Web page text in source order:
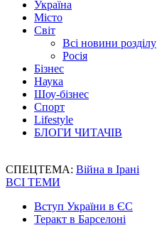
Україна
Місто
Світ
Всі новини розділу
Росія
Бізнес
Наука
Шоу-бізнес
Спорт
Lifestyle
БЛОГИ ЧИТАЧІВ
СПЕЦТЕМА: Війна в Ірані
ВСІ ТЕМИ
Вступ України в ЄС
Теракт в Барселоні